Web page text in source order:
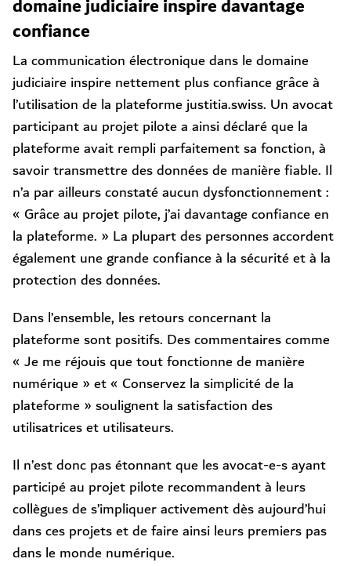
domaine judiciaire inspire davantage
confiance
La communication électronique dans le domaine
judiciaire inspire nettement plus confiance grâce à
l’utilisation de la plateforme justitia.swiss. Un avocat
participant au projet pilote a ainsi déclaré que la
plateforme avait rempli parfaitement sa fonction, à
savoir transmettre des données de manière fiable. Il
n’a par ailleurs constaté aucun dysfonctionnement :
« Grâce au projet pilote, j’ai davantage confiance en
la plateforme. » La plupart des personnes accordent
également une grande confiance à la sécurité et à la
protection des données.
Dans l’ensemble, les retours concernant la
plateforme sont positifs. Des commentaires comme
« Je me réjouis que tout fonctionne de manière
numérique » et « Conservez la simplicité de la
plateforme » soulignent la satisfaction des
utilisatrices et utilisateurs.
Il n’est donc pas étonnant que les avocat-e-s ayant
participé au projet pilote recommandent à leurs
collègues de s’impliquer activement dès aujourd’hui
dans ces projets et de faire ainsi leurs premiers pas
dans le monde numérique.